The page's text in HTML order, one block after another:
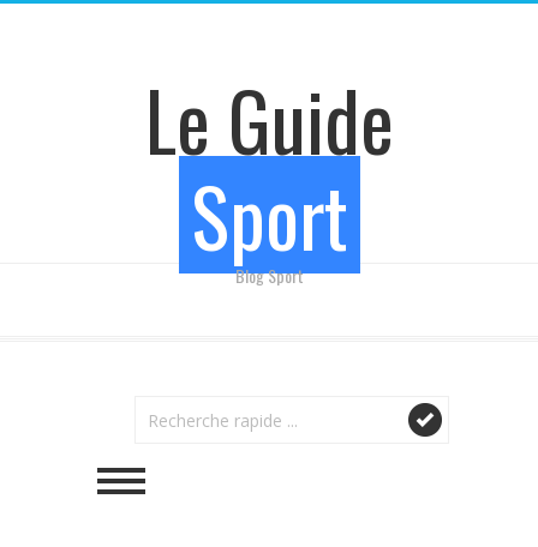
Le Guide
Sport
Blog Sport